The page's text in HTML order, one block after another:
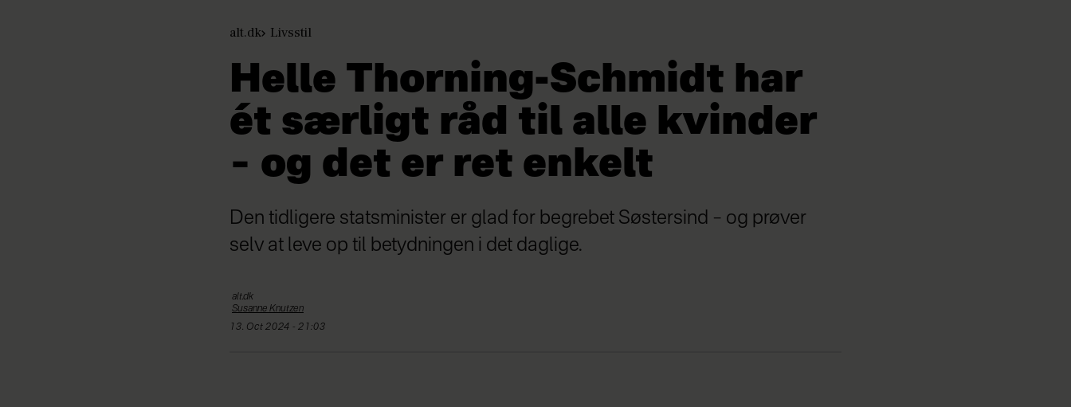
alt.dk Livsstil
Helle Thorning-Schmidt har
ét særligt råd til alle kvinder
– og det er ret enkelt
Den tidligere statsminister er glad for begrebet Søstersind – og prøver
selv at leve op til betydningen i det daglige.
alt.dk
Susanne Knutzen
13. Oct 2024 - 21:03